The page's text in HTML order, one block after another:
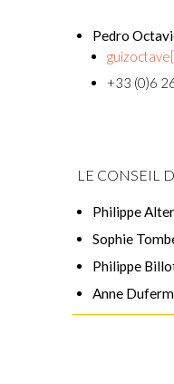
Pedro
+33 (0)6
LE CONSEIL
Philippe Alter
Sophie
Philippe
Anne